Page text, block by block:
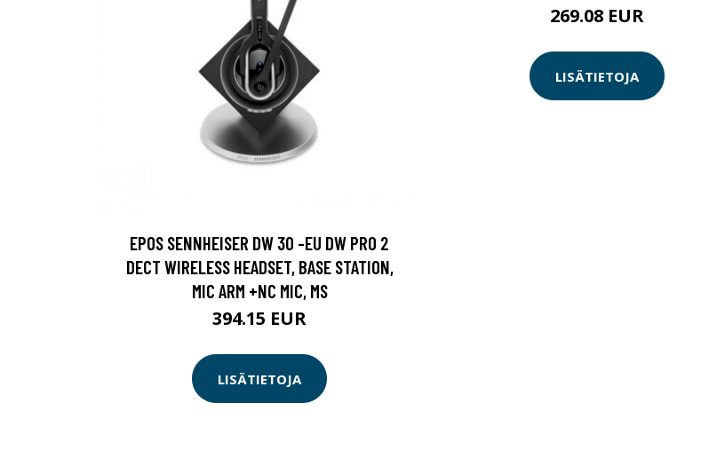
EPOS SENNHEISER DW 30 -EU DW PRO 2
DECT WIRELESS HEADSET, BASE STATION,
MIC ARM +NC MIC, MS
394.15 EUR
LISÄTIETOJA
269.08 EUR
LISÄTIETOJA